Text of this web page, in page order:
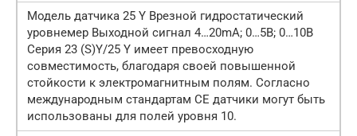
Модель датчика 25 Y Врезной гидростатический
уровнемер Выходной сигнал 4…20mA; 0…5В; 0…10B
Серия 23 (S)Y/25 Y имеет превосходную
совместимость, благодаря своей повышенной
стойкости к электромагнитным полям. Согласно
международным стандартам CE датчики могут быть
использованы для полей уровня 10.